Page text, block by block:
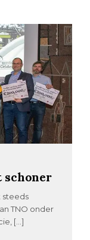
schoner
steeds
TNO onder
[…]